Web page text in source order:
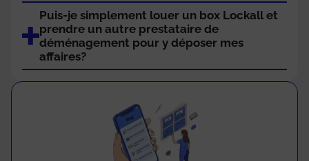
Puis-je simplement louer un box Lockall et
prendre un autre prestataire de
déménagement pour y déposer mes
affaires?